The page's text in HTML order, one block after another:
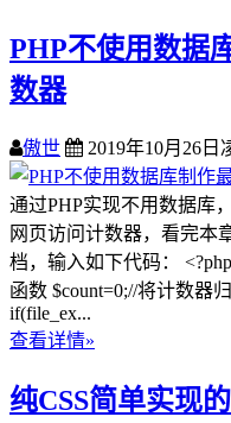
PHP不使用数据
数器
傲世 2019年10月26日
通过PHP实现不用数据库
网页访问计数器，看完本
档，输入如下代码：
函数 $count=0;//将计数器
if(file_ex...
查看详情»
纯CSS简单实现